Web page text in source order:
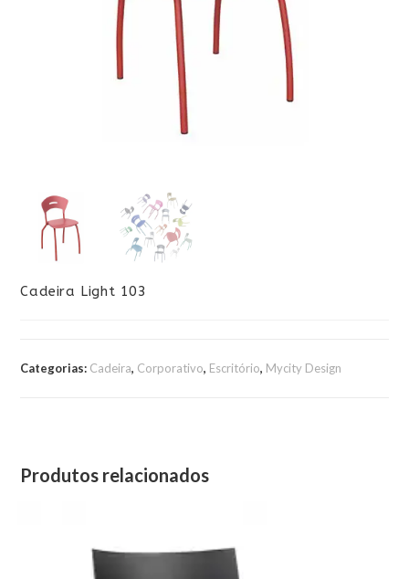
Cadeira Light 103
Categorias: Cadeira, Corporativo, Escritório, Mycity Design
Produtos relacionados